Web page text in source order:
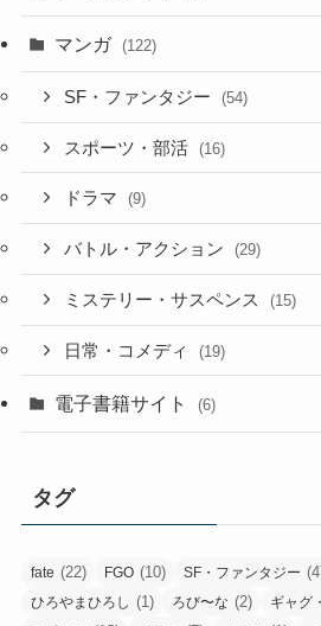
マンガ (122)
SF・ファンタジー (54)
スポーツ・部活 (16)
ドラマ (9)
バトル・アクション (29)
ミステリー・サスペンス (15)
日常・コメディ (19)
電子書籍サイト (6)
タグ
fate (22) FGO (10) SF・ファンタジー
ひろやまひろし (1) ろび〜な (2) ギャグ